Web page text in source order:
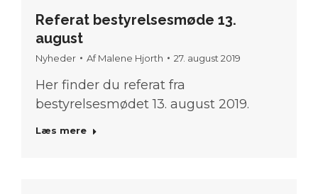
Referat bestyrelsesmøde 13.
august
Nyheder AfMalene Hjorth 27. august 2019
Her finder du referat fra
bestyrelsesmødet 13. august 2019.
Læs mere